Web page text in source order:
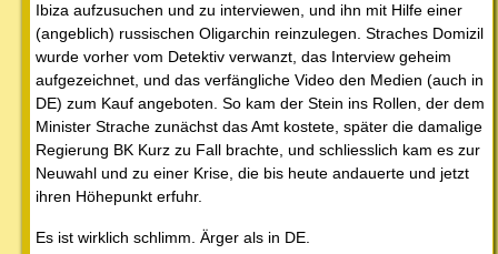
Ibiza aufzusuchen und zu interviewen, und ihn mit Hilfe einer
(angeblich) russischen Oligarchin reinzulegen. Straches Domizil
wurde vorher vom Detektiv verwanzt, das Interview geheim
aufgezeichnet, und das verfängliche Video den Medien (auch in
DE) zum Kauf angeboten. So kam der Stein ins Rollen, der dem
Minister Strache zunächst das Amt kostete, später die damalige
Regierung BK Kurz zu Fall brachte, und schliesslich kam es zur
Neuwahl und zu einer Krise, die bis heute andauerte und jetzt
ihren Höhepunkt erfuhr.
Es ist wirklich schlimm. Ärger als in DE.